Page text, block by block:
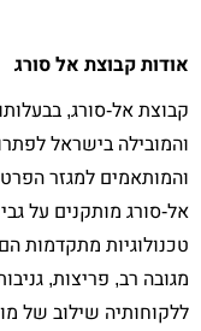
אודות קבוצת אל סורג
קבוצת אל-סורג,
והמובילה בישראל
והמותאמים למגזר
אל-סורג מותקנים על
טכנולוגיות מתקדמות
מגובה רב, פריצות,
ללקוחותיה שילוב של